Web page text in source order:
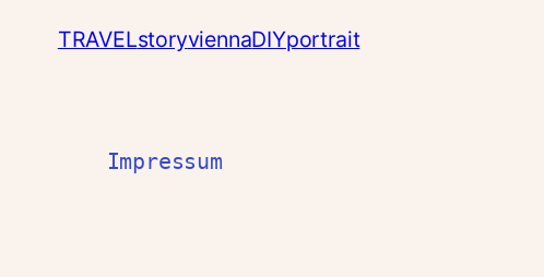
TRAVELstoryviennaDIYportrait
Impressum